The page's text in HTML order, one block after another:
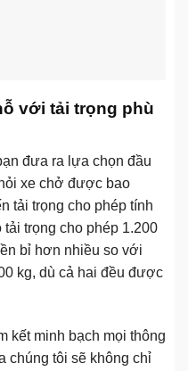
với tải trọng phù
đưa ra lựa chọn đầu
xe chở được bao
tải trọng cho phép tính
tải trọng cho phép 1.200
bỉ hơn nhiều so với
kg, dù cả hai đều được
kết minh bạch mọi thông
chúng tôi sẽ không chỉ